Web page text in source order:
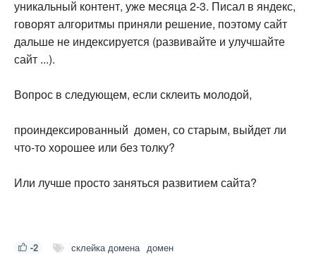
уникальный контент, уже месяца 2-3. Писал в яндекс,
говорят алгоритмы приняли решение, поэтому сайт
дальше не индексируется (развивайте и улучшайте
сайт ...).
Вопрос в следующем, если склеить молодой,
проиндексированный домен, со старым, выйдет ли
что-то хорошее или без толку?
Или лучше просто заняться развитием сайта?
-2 склейка домена домен